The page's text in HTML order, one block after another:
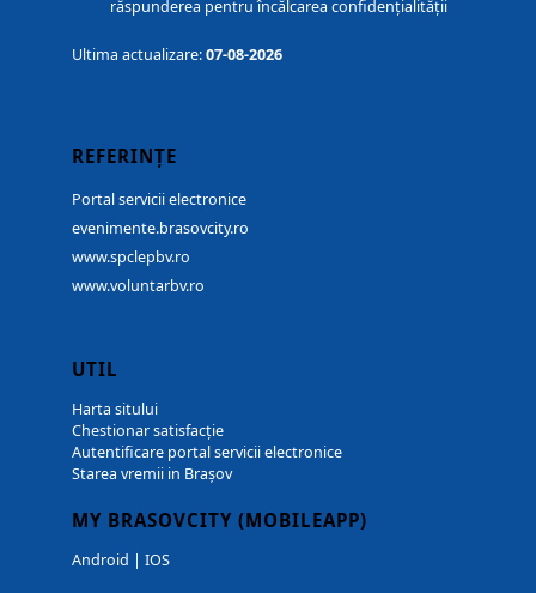
răspunderea pentru încălcarea confidențialității
Ultima actualizare:07-08-2026
REFERINȚE
Portal servicii electronice
evenimente.brasovcity.ro
www.spclepbv.ro
www.voluntarbv.ro
UTIL
Harta sitului
Chestionar satisfacție
Autentificare portal servicii electronice
Starea vremii in Brașov
MY BRASOVCITY (MOBILEAPP)
Android | IOS